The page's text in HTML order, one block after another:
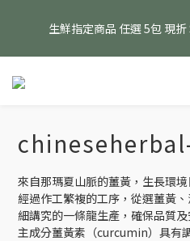
商品
生鮮指定商品 任選 5包 現
消費滿 $1800 贈送原味滴雞精1
來自那瑪夏山脈的薑黃，生長環
經過作工繁複的工序，從選薑黃
細講究的一條龍生產，確保品質及
主成分薑黃素（curcumin）具有